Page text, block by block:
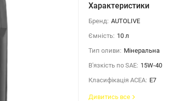
Характеристики
Бренд: AUTOLIVE
Ємність: 10 л
Тип оливи: Мінеральна
В'язкість по SAE: 15W-40
Класифікація ACEA: E7
Дивитись все